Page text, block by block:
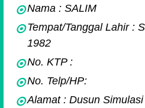
Nama : SALIM
Tempat/Tanggal Lahir :
1982
No. KTP :
No. Telp/HP:
Alamat : Dusun